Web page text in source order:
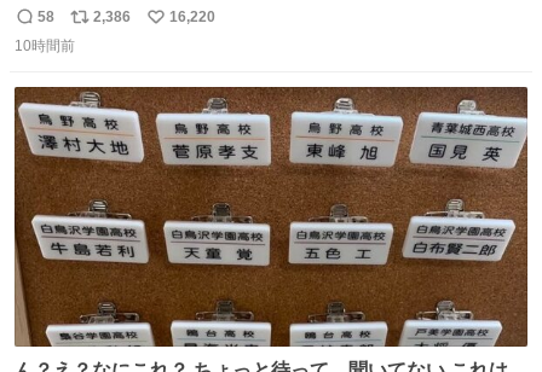
返
信
58
リ
ポ
ト
数
2,386
い
数
16,220
10時間前